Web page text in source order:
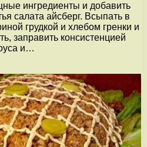
ингредиенты и добавить
салата айсберг. Всыпать в
грудкой и хлебом гренки и
заправить консистенцией
и…